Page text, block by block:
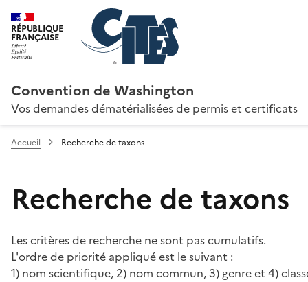
RÉPUBLIQUE
FRANÇAISE
Convention de Washington
Vos demandes dématérialisées de permis et certificats
Accueil Recherche de taxons
Recherche de taxons
Les critères de recherche ne sont pas cumulatifs.
L'ordre de priorité appliqué est le suivant :
1) nom scientifique, 2) nom commun, 3) genre et 4)